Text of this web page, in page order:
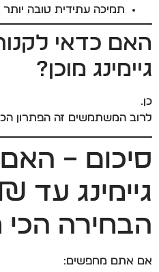
תמיכה עתידית טובה יותר
האם כדאי
גיימינג מוכן?
כן.
לרוב המשתמשים זה הפתרון
סיכום –
הבחירה
אם אתם מחפשים: